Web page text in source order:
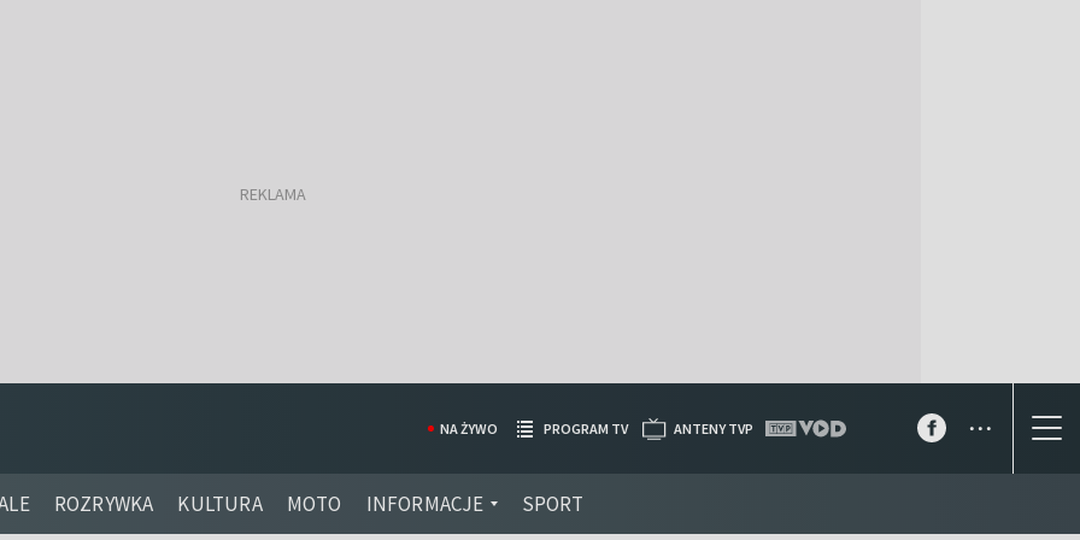
ROZRYWKA KULTURA MOTO INFORMACJE SPORT
NA ŻYWO PROGRAM TV ANTENY TVP ...